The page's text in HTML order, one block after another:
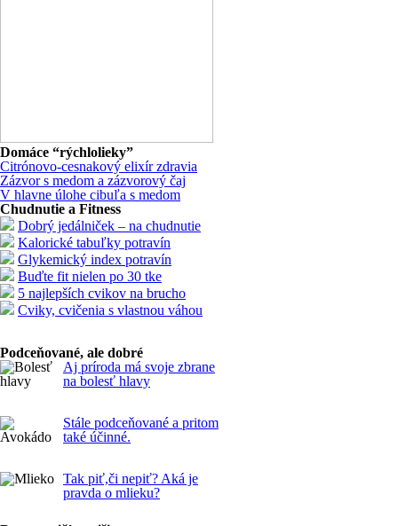
Domáce “rýchlolieky”
Citrónovo-cesnakový elixír zdravia
Zázvor s medom a zázvorový čaj
V hlavne úlohe cibuľa s medom
Chudnutie a Fitness
Dobrý jedálniček – na chudnutie
Kalorické tabuľky potravín
Glykemický index potravín
Buďte fit nielen po 30 tke
5 najlepších cvikov na brucho
Cviky, cvičenia s vlastnou váhou
Podceňované, ale dobré
Aj príroda má svoje zbrane
na bolesť hlavy
Stále podceňované a pritom
také účinné.
Tak piť,či nepiť? Aká je
pravda o mlieku?